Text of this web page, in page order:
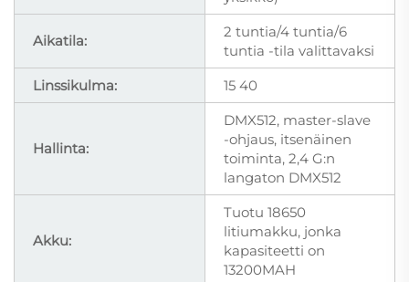
Aikatila:
2 tuntia/4 tuntia/6
tuntia -tila valittavaksi
Linssikulma:
15 40
Hallinta:
DMX512, master-slave
-ohjaus, itsenäinen
toiminta, 2,4 G:n
langaton DMX512
Akku:
Tuotu 18650
litiumakku, jonka
kapasiteetti on
13200MAH